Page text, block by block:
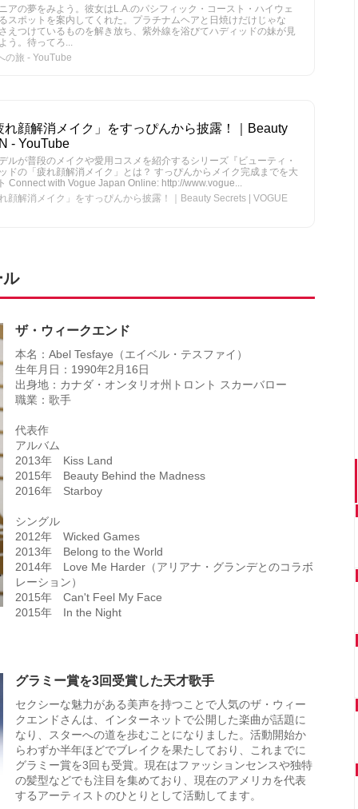
アの夢をみよう。彼女はL.A.のパシフィック・コースト・ハイウェ
スポットを案内してくれた。プラチナムヘアと日焼けだけじゃな
えつけているものを解き放ち、紫外線を浴びてハディッドの妹が見
う。待ってろ...
旅 - YouTube
顔解消メイク」をすっぴんから披露！｜Beauty
- YouTube
ルが普段のメイクや愛用コスメを紹介するシリーズ『ビューティ・
ドの「疲れ顔解消メイク」とは？ すっぴんからメイク完成までを大
Connect with Vogue Japan Online: http://www.vogue...
顔解消メイク」をすっぴんから披露！｜Beauty Secrets | VOGUE
ル
ザ・ウィークエンド
本名：Abel Tesfaye（エイベル・テスファイ）
生年月日：1990年2月16日
出身地：カナダ・オンタリオ州トロント スカーバロー
職業：歌手
代表作
アルバム
2013年 Kiss Land
2015年 Beauty Behind the Madness
2016年 Starboy
シングル
2012年 Wicked Games
2013年 Belong to the World
2014年 Love Me Harder（アリアナ・グランデとのコラボ
レーション）
2015年 Can't Feel My Face
2015年 In the Night
グラミー賞を3回受賞した天才歌手
セクシーな魅力がある美声を持つことで人気のザ・ウィー
クエンドさんは、インターネットで公開した楽曲が話題に
なり、スターへの道を歩むことになりました。活動開始か
らわずか半年ほどでブレイクを果たしており、これまでに
グラミー賞を3回も受賞。現在はファッションセンスや独特
の髪型などでも注目を集めており、現在のアメリカを代表
するアーティストのひとりとして活動してます。